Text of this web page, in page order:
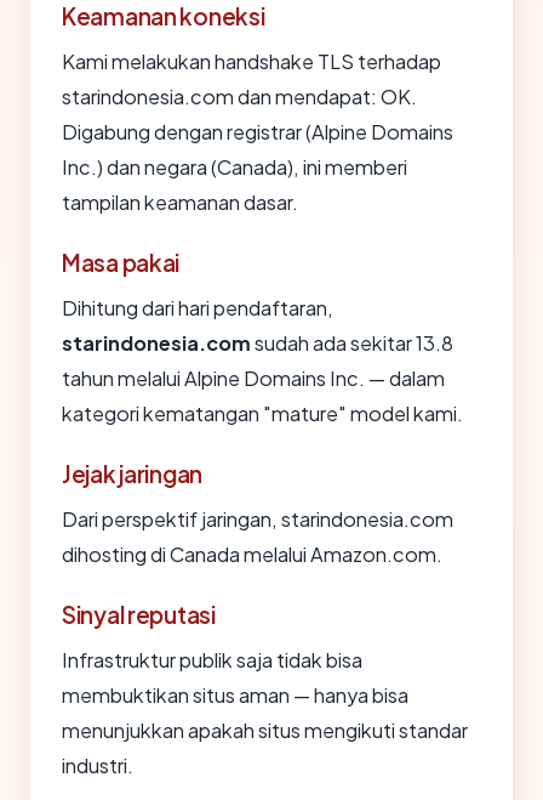
Keamanan koneksi
Kami melakukan handshake TLS terhadap
starindonesia.com dan mendapat: OK.
Digabung dengan registrar (Alpine Domains
Inc.) dan negara (Canada), ini memberi
tampilan keamanan dasar.
Masa pakai
Dihitung dari hari pendaftaran,
starindonesia.comsudah ada sekitar 13.8
tahun melalui Alpine Domains Inc. — dalam
kategori kematangan "mature" model kami.
Jejak jaringan
Dari perspektif jaringan, starindonesia.com
dihosting di Canada melalui Amazon.com.
Sinyal reputasi
Infrastruktur publik saja tidak bisa
membuktikan situs aman — hanya bisa
menunjukkan apakah situs mengikuti standar
industri.